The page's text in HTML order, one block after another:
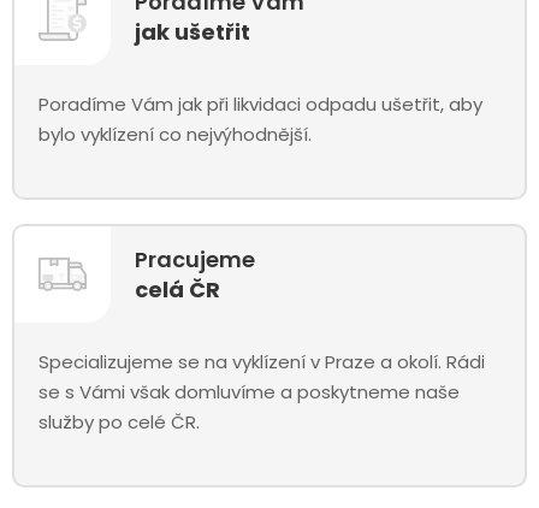
jak ušetřit
Poradíme Vám jak při likvidaci odpadu ušetřit, aby
bylo vyklízení co nejvýhodnější.
Pracujeme
celá ČR
Specializujeme se na vyklízení v Praze a okolí. Rádi
se s Vámi však domluvíme a poskytneme naše
služby po celé ČR.